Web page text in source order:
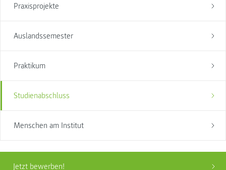
Praxisprojekte
Auslandssemester
Praktikum
Studienabschluss
Menschen am Institut
Jetzt bewerben!